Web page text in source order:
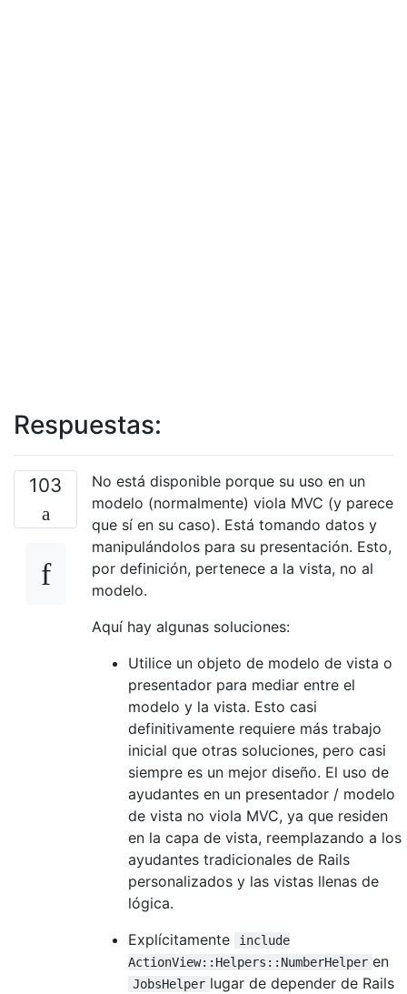
Respuestas:
103
No está disponible porque su uso en un
modelo (normalmente) viola MVC (y parece
que sí en su caso). Está tomando datos y
manipulándolos para su presentación. Esto,
por definición, pertenece a la vista, no al
modelo.
Aquí hay algunas soluciones:
Utilice un objeto de modelo de vista o
presentador para mediar entre el
modelo y la vista. Esto casi
definitivamente requiere más trabajo
inicial que otras soluciones, pero casi
siempre es un mejor diseño. El uso de
ayudantes en un presentador / modelo
de vista no viola MVC, ya que residen
en la capa de vista, reemplazando a los
ayudantes tradicionales de Rails
personalizados y las vistas llenas de
lógica.
Explícitamente
include
ActionView::Helpers::NumberHelper en
JobsHelper lugar de depender de Rails